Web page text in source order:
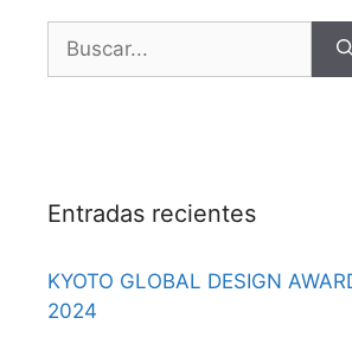
Entradas recientes
KYOTO GLOBAL DESIGN
2024